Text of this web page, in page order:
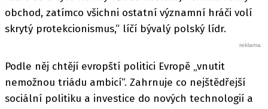
obchod, zatímco všichni ostatní významní hráči volí
skrytý protekcionismus,“ líčí bývalý polský lídr.
Podle něj chtějí evropští politici Evropě „vnutit
nemožnou triádu ambicí“. Zahrnuje co nejštědřejší
sociální politiku a investice do nových technologií a